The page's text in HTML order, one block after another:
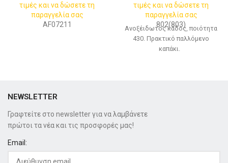
τιμές και να δώσετε τη
παραγγελία σας
AF07211
τιμές και να δώσετε τη
παραγγελία σας
802(803)
Ανοξέιδωτος κάδος, ποιότητα
430. Πρακτικό παλλόμενο
καπάκι.
NEWSLETTER
Γραφτείτε στο newsletter για να λαμβάνετε
πρώτοι τα νέα και τις προσφορές μας!
Email: